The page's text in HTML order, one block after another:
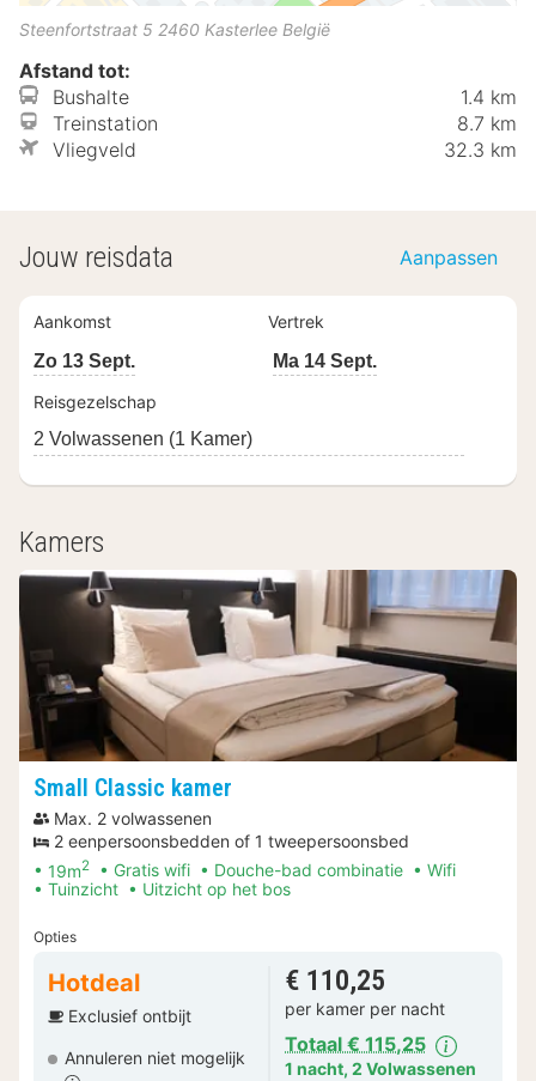
Steenfortstraat 5 2460 Kasterlee België
Afstand tot:
Bushalte
1.4 km
Treinstation
8.7 km
Vliegveld
32.3 km
Jouw reisdata Aanpassen
Aankomst
Vertrek
Zo 13 Sept.
Ma 14 Sept.
Reisgezelschap
2 Volwassenen (1 Kamer)
Kamers
Small Classic kamer
Max. 2 volwassenen
2 eenpersoonsbedden of 1 tweepersoonsbed
19m2 Gratis wifi Douche-bad combinatie
Wifi
Tuinzicht
Uitzicht op het bos
Opties
Hotdeal
Exclusief ontbijt
Annuleren niet mogelijk
€ 110,25
per kamer per nacht
Totaal € 115,25
1 nacht, 2 Volwassenen